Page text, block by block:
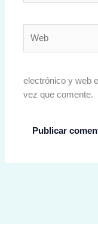
electrónico y web
vez que comente.